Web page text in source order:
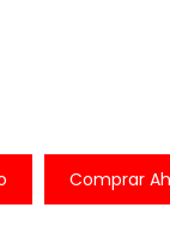
Comprar